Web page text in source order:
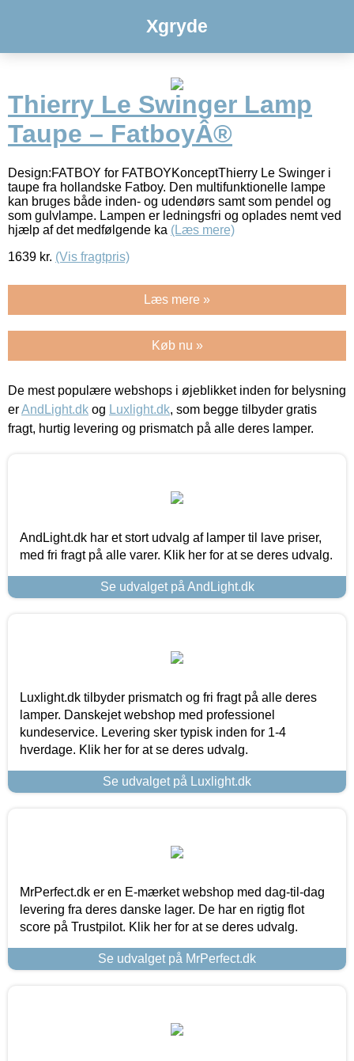
Xgryde
Thierry Le Swinger Lamp
Taupe – FatboyÂ®
Design:FATBOY for FATBOYKonceptThierry Le Swinger i
taupe fra hollandske Fatboy. Den multifunktionelle lampe
kan bruges både inden- og udendørs samt som pendel og
som gulvlampe. Lampen er ledningsfri og oplades nemt ved
hjælp af det medfølgende ka (Læs mere)
1639 kr. (Vis fragtpris)
Læs mere »
Køb nu »
De mest populære webshops i øjeblikket inden for belysning
erAndLight.dk og Luxlight.dk, som begge tilbyder gratis
fragt, hurtig levering og prismatch på alle deres lamper.
AndLight.dk har et stort udvalg af lamper til lave priser,
med fri fragt på alle varer. Klik her for at se deres udvalg.
Se udvalget på AndLight.dk
Luxlight.dk tilbyder prismatch og fri fragt på alle deres
lamper. Danskejet webshop med professionel
kundeservice. Levering sker typisk inden for 1-4
hverdage. Klik her for at se deres udvalg.
Se udvalget på Luxlight.dk
MrPerfect.dk er en E-mærket webshop med dag-til-dag
levering fra deres danske lager. De har en rigtig flot
score på Trustpilot. Klik her for at se deres udvalg.
Se udvalget på MrPerfect.dk